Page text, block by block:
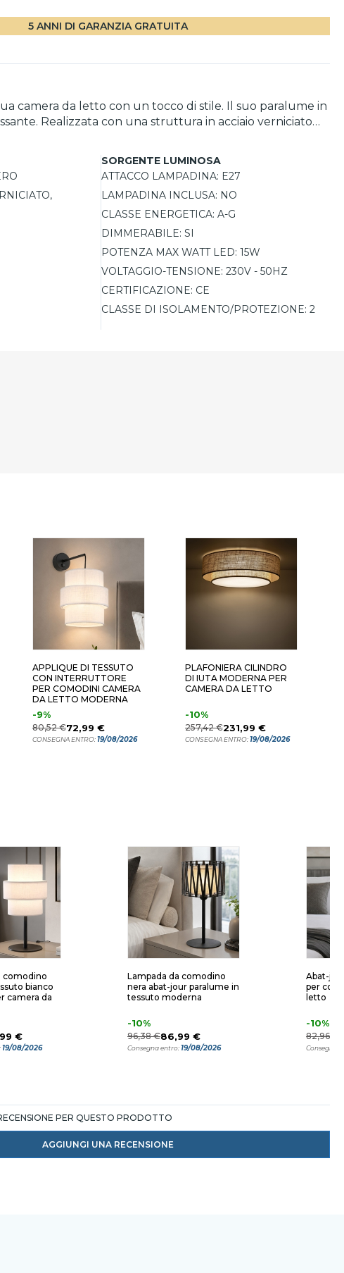
5 ANNI DI GARANZIA GRATUITA
camera da letto con un tocco di stile. Il suo paralume in
Realizzata con una struttura in acciaio verniciato
per utilizzare una lampadina E27, consentendo
variare a seconda della lampadina utilizzata. Con
della luce secondo le esigenze. La sua
comodini o tavolini. Approfitta della garanzia di 5 anni
SORGENTE LUMINOSA
ATTACCO LAMPADINA: E27
LAMPADINA INCLUSA: NO
CLASSE ENERGETICA: A-G
DIMMERABILE: SI
POTENZA MAX WATT LED: 15W
VOLTAGGIO-TENSIONE: 230V - 50HZ
CERTIFICAZIONE: CE
CLASSE DI ISOLAMENTO/PROTEZIONE: 2
APPLIQUE DI TESSUTO
CON INTERRUTTORE
PER COMODINI CAMERA
DA LETTO MODERNA
-9%
80,52 €72,99 €
CONSEGNA ENTRO:19/08/2026
PLAFONIERA CILINDRO
DI IUTA MODERNA PER
CAMERA DA LETTO
-10%
257,42 €231,99 €
CONSEGNA ENTRO:19/08/2026
comodino
bianco
camera da
€
19/08/2026
Lampada da comodino
nera abat-jour paralume in
tessuto moderna
-10%
96,38 €86,99 €
Consegna entro:19/08/2026
Abat-
per
letto
-10%
82,96 €
Consegna
PER QUESTO PRODOTTO
AGGIUNGI UNA RECENSIONE